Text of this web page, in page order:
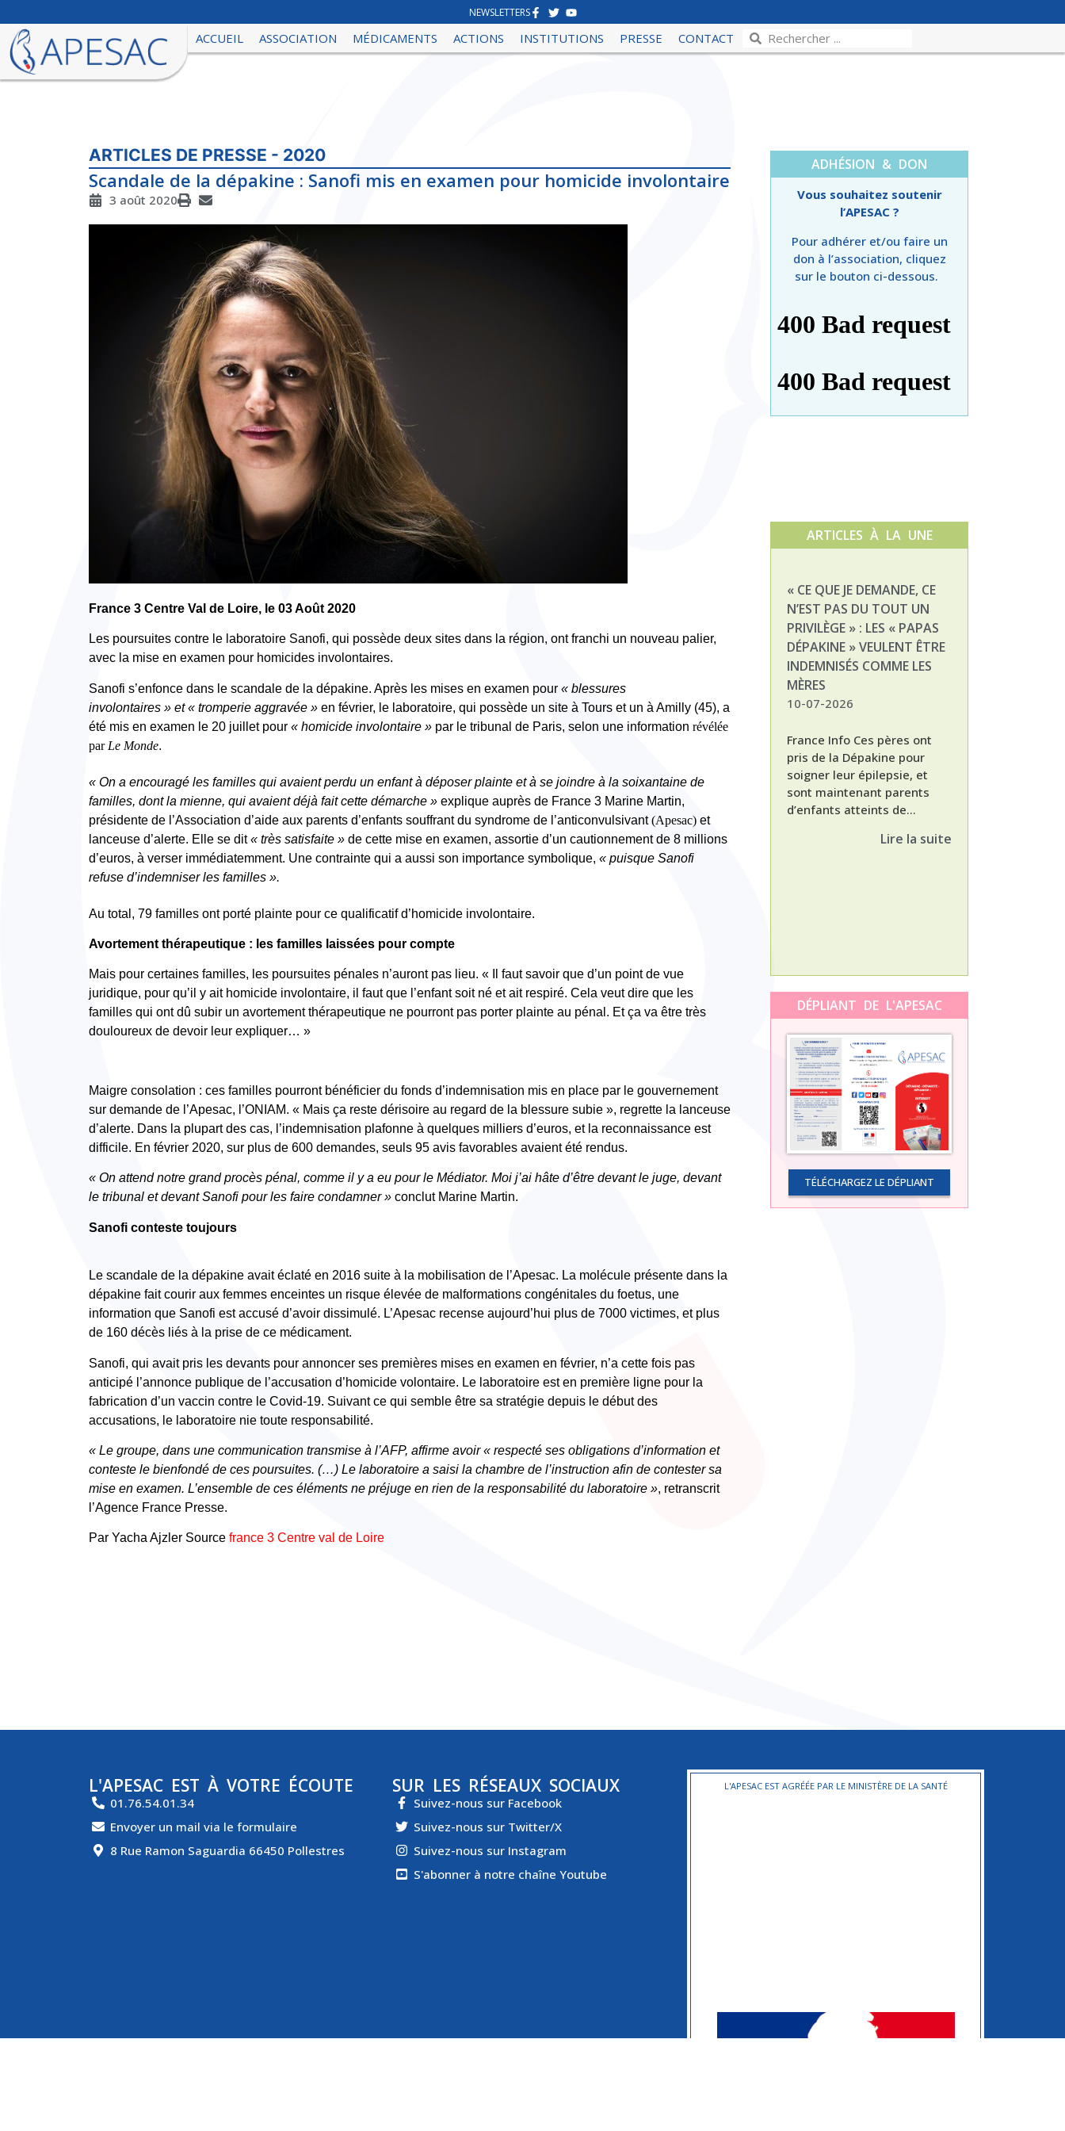
NEWSLETTERS
ACCUEIL ASSOCIATION MÉDICAMENTS ACTIONS INSTITUTIONS PRESSE CONTACT
ARTICLES DE PRESSE - 2020
Scandale de la dépakine : Sanofi mis en examen pour homicide involontaire
3 août 2020
France 3 Centre Val de Loire, le 03 Août 2020
Les poursuites contre le laboratoire Sanofi, qui possède deux sites dans la région, ont franchi un nouveau palier,
avec la mise en examen pour homicides involontaires.
Sanofi s’enfonce dans le scandale de la dépakine. Après les mises en examen pour « blessures
involontaires » et « tromperie aggravée » en février, le laboratoire, qui possède un site à Tours et un à Amilly (45), a
été mis en examen le 20 juillet pour « homicide involontaire » par le tribunal de Paris, selon une information révélée
par Le Monde.
« On a encouragé les familles qui avaient perdu un enfant à déposer plainte et à se joindre à la soixantaine de
familles, dont la mienne, qui avaient déjà fait cette démarche » explique auprès de France 3 Marine Martin,
présidente de l’Association d’aide aux parents d’enfants souffrant du syndrome de l’anticonvulsivant(Apesac) et
lanceuse d’alerte. Elle se dit« très satisfaite » de cette mise en examen, assortie d’un cautionnement de 8 millions
d’euros, à verser immédiatemment. Une contrainte qui a aussi son importance symbolique, « puisque Sanofi
refuse d’indemniser les familles ».
Au total, 79 familles ont porté plainte pour ce qualificatif d’homicide involontaire.
Avortement thérapeutique : les familles laissées pour compte
Mais pour certaines familles, les poursuites pénales n’auront pas lieu. « Il faut savoir que d’un point de vue
juridique, pour qu’il y ait homicide involontaire, il faut que l’enfant soit né et ait respiré. Cela veut dire que les
familles qui ont dû subir un avortement thérapeutique ne pourront pas porter plainte au pénal. Et ça va être très
douloureux de devoir leur expliquer… »
Maigre consolation : ces familles pourront bénéficier du fonds d’indemnisation mis en place par le gouvernement
sur demande de l’Apesac, l’ONIAM. « Mais ça reste dérisoire au regard de la blessure subie », regrette la lanceuse
d’alerte. Dans la plupart des cas, l’indemnisation plafonne à quelques milliers d’euros, et la reconnaissance est
difficile. En février 2020, sur plus de 600 demandes, seuls 95 avis favorables avaient été rendus.
« On attend notre grand procès pénal, comme il y a eu pour le Médiator. Moi j’ai hâte d’être devant le juge, devant
le tribunal et devant Sanofi pour les faire condamner » conclut Marine Martin.
Sanofi conteste toujours
Le scandale de la dépakine avait éclaté en 2016 suite à la mobilisation de l’Apesac. La molécule présente dans la
dépakine fait courir aux femmes enceintes un risque élevée de malformations congénitales du foetus, une
information que Sanofi est accusé d’avoir dissimulé. L’Apesac recense aujourd’hui plus de 7000 victimes, et plus
de 160 décès liés à la prise de ce médicament.
Sanofi, qui avait pris les devants pour annoncer ses premières mises en examen en février, n’a cette fois pas
anticipé l’annonce publique de l’accusation d’homicide volontaire. Le laboratoire est en première ligne pour la
fabrication d’un vaccin contre le Covid-19. Suivant ce qui semble être sa stratégie depuis le début des
accusations, le laboratoire nie toute responsabilité.
« Le groupe, dans une communication transmise à l’AFP, affirme avoir « respecté ses obligations d’information et
conteste le bienfondé de ces poursuites. (…) Le laboratoire a saisi la chambre de l’instruction afin de contester sa
mise en examen. L’ensemble de ces éléments ne préjuge en rien de la responsabilité du laboratoire », retranscrit
l’Agence France Presse.
Par Yacha Ajzler Source france 3 Centre val de Loire
ADHÉSION & DON
Vous souhaitez soutenir
l’APESAC ?
Pour adhérer et/ou faire un
don à l’association, cliquez
sur le bouton ci-dessous.
ARTICLES À LA UNE
« CE QUE JE DEMANDE, CE
N’EST PAS DU TOUT UN
PRIVILÈGE » : LES « PAPAS
DÉPAKINE » VEULENT ÊTRE
INDEMNISÉS COMME LES
MÈRES
10-07-2026
France Info Ces pères ont
pris de la Dépakine pour
soigner leur épilepsie, et
sont maintenant parents
d’enfants atteints de...
Lire la suite
DÉPLIANT DE L'APESAC
TÉLÉCHARGEZ LE DÉPLIANT
L'APESAC EST À VOTRE ÉCOUTE
01.76.54.01.34
Envoyer un mail via le formulaire
8 Rue Ramon Saguardia 66450 Pollestres
SUR LES RÉSEAUX SOCIAUX
Suivez-nous sur Facebook
Suivez-nous sur Twitter/X
Suivez-nous sur Instagram
S'abonner à notre chaîne Youtube
L'APESAC EST AGRÉÉE PAR LE MINISTÈRE DE LA SANTÉ